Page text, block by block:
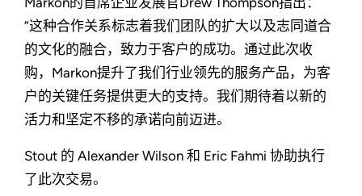
“这种合作关系标志着我们团队的扩大以及志同道合
的文化的融合，致力于客户的成功。通过此次收
购，Markon提升了我们行业领先的服务产品，为客
户的关键任务提供更大的支持。我们期待着以新的
活力和坚定不移的承诺向前迈进。
Stout 的 Alexander Wilson 和 Eric Fahmi 协助执行
了此次交易。